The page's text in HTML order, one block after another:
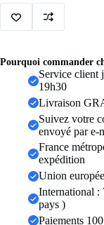
pour
femmes,
Simple,
brillant,
hypoallergénique,
Pourquoi commander
Service client
19h30
Livraison
Suivez votre
envoyé par e-
France
expédition
Union
International :
pays )
Paiements